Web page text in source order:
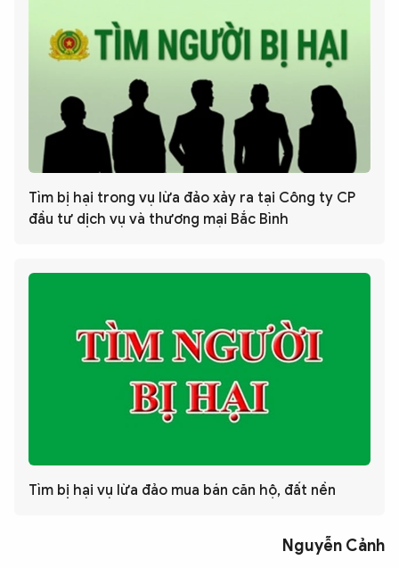
Tìm bị hại trong vụ lừa đảo xảy ra tại Công ty CP
đầu tư dịch vụ và thương mại Bắc Bình
Tìm bị hại vụ lừa đảo mua bán căn hộ, đất nền
Nguyễn Cảnh